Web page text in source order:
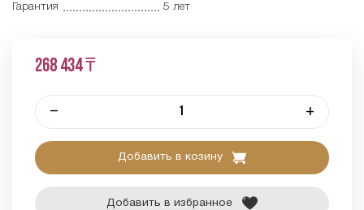
Гарантия
5 лет
268 434 ₸
– +
Добавить в козину
Добавить в избранное